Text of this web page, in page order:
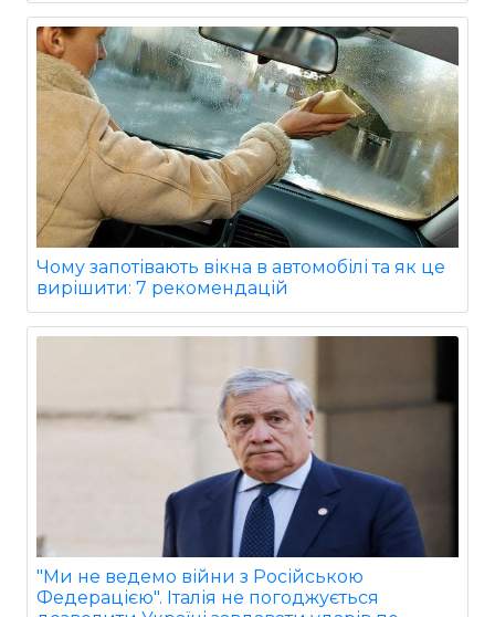
Чому запотівають вікна в автомобілі та як це
вирішити: 7 рекомендацій
"Ми не ведемо війни з Російською
Федерацією". Італія не погоджується